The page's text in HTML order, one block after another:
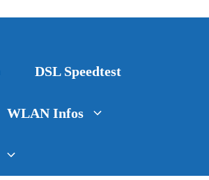
DSL Speedtest
WLAN Infos